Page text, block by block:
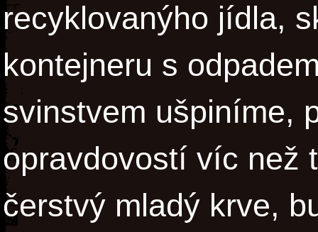
recyklovanýho jídla,
kontejneru s
svinstvem ušpiníme,
opravdovostí víc než
čerstvý mladý krve,